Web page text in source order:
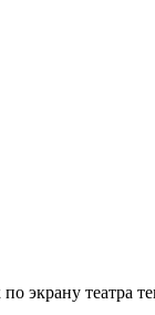
экрану театра